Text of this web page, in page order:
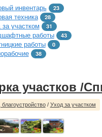
инвентарь 23
техника 28
участком 31
работы 43
работы 0
38
участков /
/ Уход за участком